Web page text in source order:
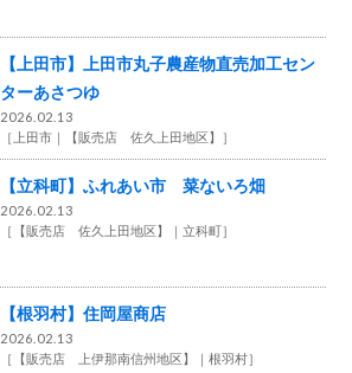
【上田市】上田市丸子農産物直売加工セン
ターあさつゆ
2026.02.13
［ 上田市 【販売店 佐久上田地区】 ］
【立科町】ふれあい市 菜ないろ畑
2026.02.13
［
【販売店 佐久上田地区】 立科町］
【根羽村】住岡屋商店
2026.02.13
［
【販売店 上伊那南信州地区】 根羽村］